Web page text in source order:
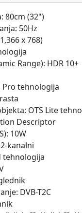
80cm (32")
50Hz
x 768)
Range): HDR 10+
tehnologija
OTS Lite
Descriptor
10W
kanalni
tehnologija
DVB-T2C